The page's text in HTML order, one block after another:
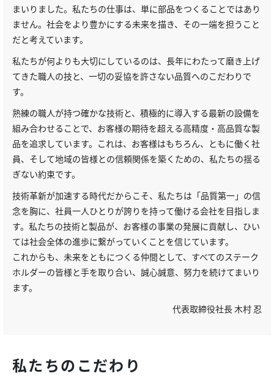
まいりました。私たちの仕事は、単に部品をつくることではあり
ません。社会をより豊かにする未来を描き、その一端を担うこと
だと考えています。
私たちが何よりも大切にしているのは、長年にわたって磨き上げ
てきた職人の技と、一切の妥協を許さない品質へのこだわりで
す。
熟練の職人が持つ確かな技術と、積極的に導入する最新の設備を
組み合わせることで、お客様の期待を超える高精度・高品質な製
品を追求しています。これは、お客様はもちろん、ともに働く社
員、そして地域の皆様との信頼関係を築くための、私たちの揺る
ぎない約束です。
技術革新が加速する時代だからこそ、私たちは「品質第一」の信
念を胸に、社員一人ひとりが誇りを持って働ける会社を目指しま
す。私たちの技術と製品が、お客様の事業の発展に貢献し、ひい
ては社会全体の進歩に繋がっていくことを信じています。
これからも、未来をともにつくる仲間として、すべてのステーク
ホルダーの皆様と手を取り合い、誠心誠意、努力を続けてまいり
ます。
代表取締役社長 木村 忍
私たちのこだわり